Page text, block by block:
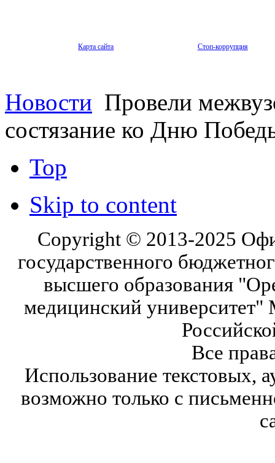
Карта сайта Стоп-коррупция
Новости Провели
состязание ко Дню
Top
Skip to content
Copyright © 2013-2025
государственного
высшего образования
медицинский университет"
Все
Использование текстовых,
возможно только с